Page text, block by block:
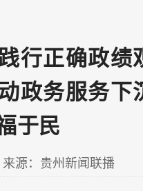
践行正确政绩
政务服务下
于民
来源：贵州新闻联播